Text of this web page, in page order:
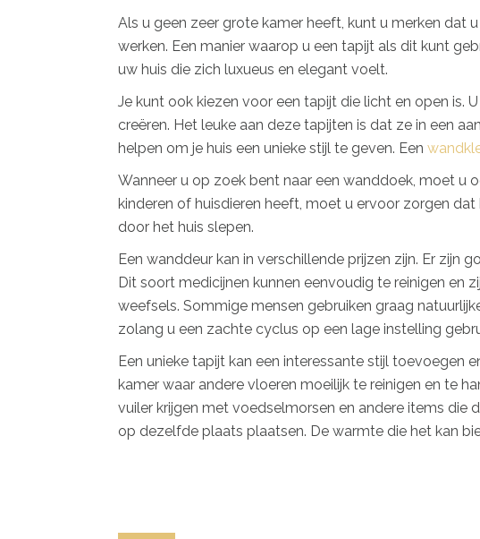
Als u geen zeer grote kamer heeft, kunt u merken dat
werken. Een manier waarop u een tapijt als dit kunt
uw huis die zich luxueus en elegant voelt.
Je kunt ook kiezen voor een tapijt die licht en open is.
creëren. Het leuke aan deze tapijten is dat ze in een
helpen om je huis een unieke stijl te geven. Een
Wanneer u op zoek bent naar een wanddoek, moet u
kinderen of huisdieren heeft, moet u ervoor zorgen
door het huis slepen.
Een wanddeur kan in verschillende prijzen zijn. Er zijn
Dit soort medicijnen kunnen eenvoudig te reinigen en
weefsels. Sommige mensen gebruiken graag
zolang u een zachte cyclus op een lage instelling
Een unieke tapijt kan een interessante stijl toevoegen
kamer waar andere vloeren moeilijk te reinigen en te
vuiler krijgen met voedselmorsen en andere items die
op dezelfde plaats plaatsen. De warmte die het kan